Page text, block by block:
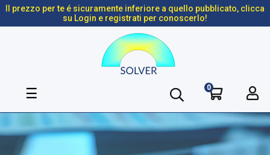
Il prezzo per te é sicuramente inferiore a quello pubblicato, clicca
su Login e registrati per conoscerlo!
navigazione
☰ 0